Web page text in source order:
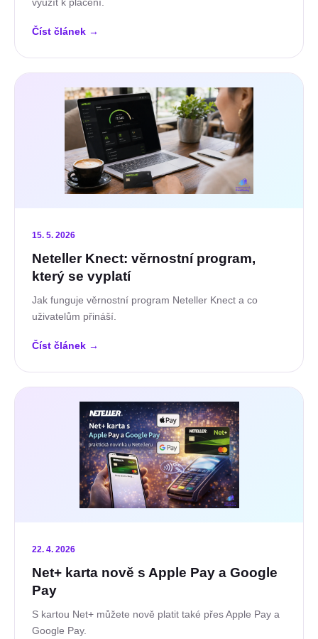
Číst článek →
15. 5. 2026
Neteller Knect: věrnostní program,
který se vyplatí
Jak funguje věrnostní program Neteller Knect a co
uživatelům přináší.
Číst článek →
22. 4. 2026
Net+ karta nově s Apple Pay a Google
Pay
S kartou Net+ můžete nově platit také přes Apple Pay a
Google Pay.